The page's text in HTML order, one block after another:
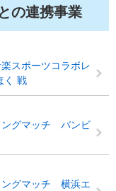
の連携事業
スポーツコラボレ
く 戦
ングマッチ バンビ
グマッチ 横浜エ